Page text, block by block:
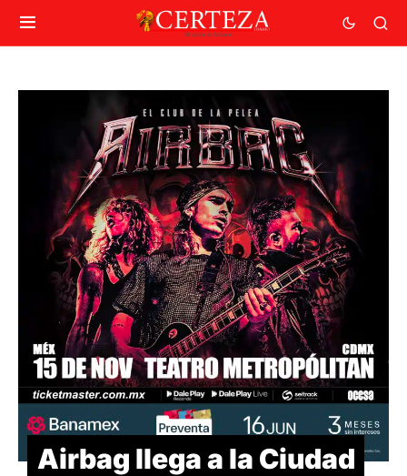
Airbag llega a la Ciudad